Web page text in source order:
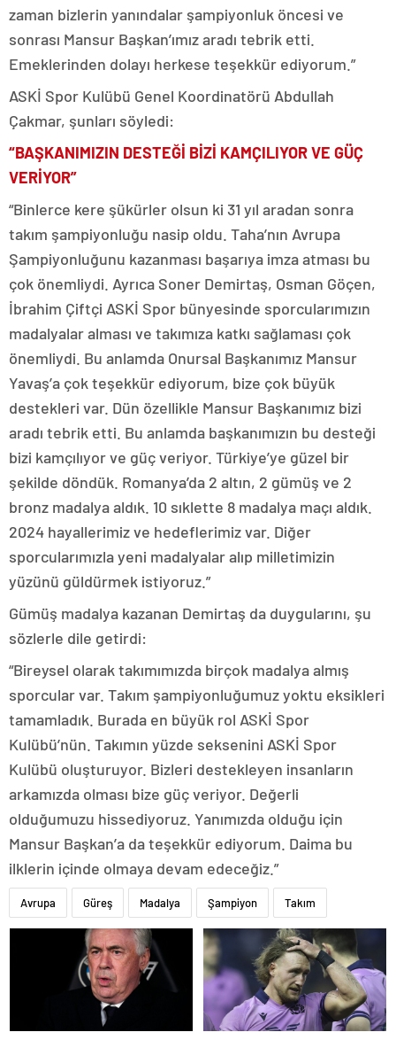
zaman bizlerin yanındalar şampiyonluk öncesi ve
sonrası Mansur Başkan’ımız aradı tebrik etti.
Emeklerinden dolayı herkese teşekkür ediyorum.”
ASKİ Spor Kulübü Genel Koordinatörü Abdullah
Çakmar, şunları söyledi:
“BAŞKANIMIZIN DESTEĞİ BİZİ KAMÇILIYOR VE GÜÇ
VERİYOR”
“Binlerce kere şükürler olsun ki 31 yıl aradan sonra
takım şampiyonluğu nasip oldu. Taha’nın Avrupa
Şampiyonluğunu kazanması başarıya imza atması bu
çok önemliydi. Ayrıca Soner Demirtaş, Osman Göçen,
İbrahim Çiftçi ASKİ Spor bünyesinde sporcularımızın
madalyalar alması ve takımıza katkı sağlaması çok
önemliydi. Bu anlamda Onursal Başkanımız Mansur
Yavaş’a çok teşekkür ediyorum, bize çok büyük
destekleri var. Dün özellikle Mansur Başkanımız bizi
aradı tebrik etti. Bu anlamda başkanımızın bu desteği
bizi kamçılıyor ve güç veriyor. Türkiye’ye güzel bir
şekilde döndük. Romanya’da 2 altın, 2 gümüş ve 2
bronz madalya aldık. 10 sıklette 8 madalya maçı aldık.
2024 hayallerimiz ve hedeflerimiz var. Diğer
sporcularımızla yeni madalyalar alıp milletimizin
yüzünü güldürmek istiyoruz.”
Gümüş madalya kazanan Demirtaş da duygularını, şu
sözlerle dile getirdi:
“Bireysel olarak takımımızda birçok madalya almış
sporcular var. Takım şampiyonluğumuz yoktu eksikleri
tamamladık. Burada en büyük rol ASKİ Spor
Kulübü’nün. Takımın yüzde seksenini ASKİ Spor
Kulübü oluşturuyor. Bizleri destekleyen insanların
arkamızda olması bize güç veriyor. Değerli
olduğumuzu hissediyoruz. Yanımızda olduğu için
Mansur Başkan’a da teşekkür ediyorum. Daima bu
ilklerin içinde olmaya devam edeceğiz.”
Avrupa Güreş Madalya Şampiyon Takım